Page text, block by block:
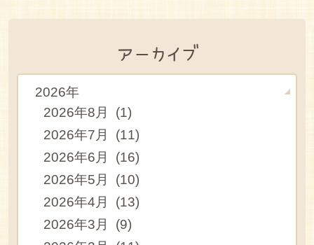
アーカイブ
2026年
2026年8月 (1)
2026年7月 (11)
2026年6月 (16)
2026年5月 (10)
2026年4月 (13)
2026年3月 (9)